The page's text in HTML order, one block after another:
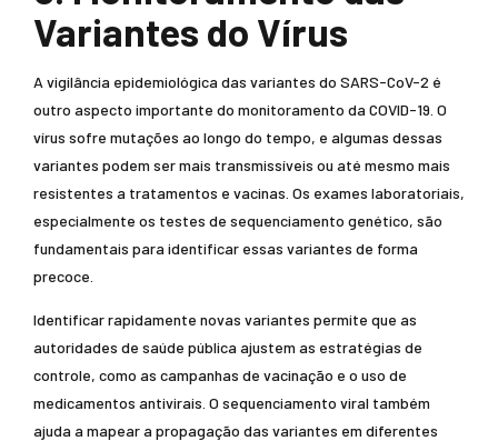
Variantes do Vírus
A vigilância epidemiológica das variantes do SARS-CoV-2 é
outro aspecto importante do monitoramento da COVID-19. O
vírus sofre mutações ao longo do tempo, e algumas dessas
variantes podem ser mais transmissíveis ou até mesmo mais
resistentes a tratamentos e vacinas. Os exames laboratoriais,
especialmente os testes de sequenciamento genético, são
fundamentais para identificar essas variantes de forma
precoce.
Identificar rapidamente novas variantes permite que as
autoridades de saúde pública ajustem as estratégias de
controle, como as campanhas de vacinação e o uso de
medicamentos antivirais. O sequenciamento viral também
ajuda a mapear a propagação das variantes em diferentes